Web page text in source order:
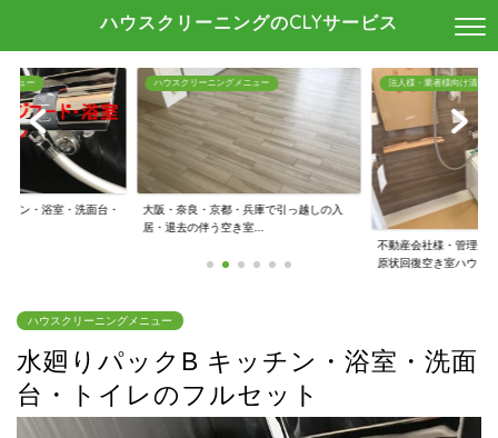
ハウスクリーニングのCLYサービス
ニュー
チン・浴室・洗面台・
ハウスクリーニングメニュー
大阪・奈良・京都・兵庫で引っ越しの入
居・退去の伴う空き室...
法人様・業者様向け清掃
不動産会社様・管理会
原状回復空き室ハウ...
ハウスクリーニングメニュー
水廻りパックB キッチン・浴室・洗面
台・トイレのフルセット